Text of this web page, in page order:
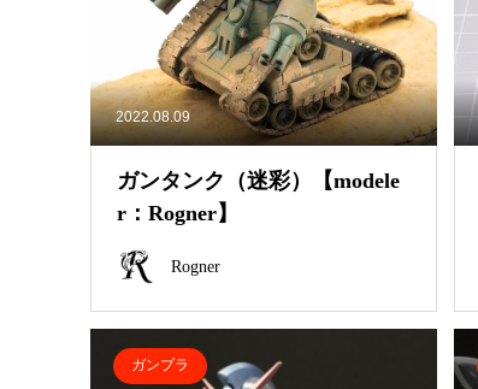
2022.08.09
ガンタンク（迷彩）【modele
r：Rogner】
Rogner
ガンプラ